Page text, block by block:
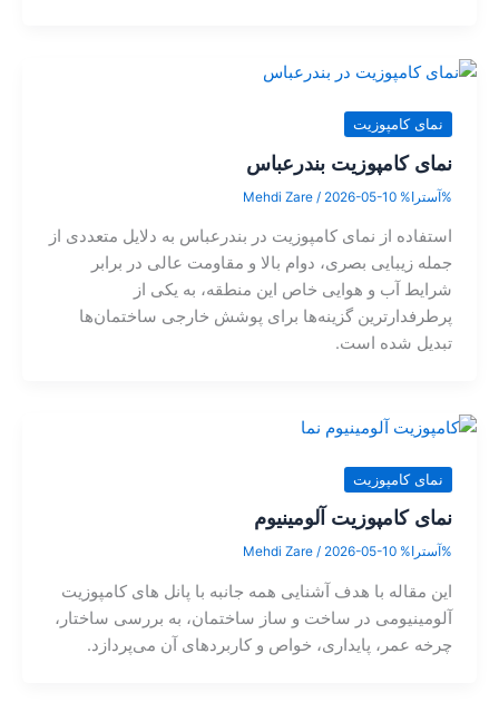
نمای کامپوزیت
نمای کامپوزیت بندرعباس
%آسترا% Mehdi Zare / 2026-05-10
استفاده از نمای کامپوزیت در بندرعباس به دلایل متعددی از
جمله زیبایی بصری، دوام بالا و مقاومت عالی در برابر
شرایط آب و هوایی خاص این منطقه، به یکی از
پرطرفدارترین گزینه‌ها برای پوشش خارجی ساختمان‌ها
تبدیل شده است.
نمای کامپوزیت
نمای کامپوزیت آلومینیوم
%آسترا% Mehdi Zare/ 2026-05-10
این مقاله با هدف آشنایی همه جانبه با پانل های کامپوزیت
آلومینیومی در ساخت و ساز ساختمان، به بررسی ساختار،
چرخه عمر، پایداری، خواص و کاربردهای آن می‌پردازد.